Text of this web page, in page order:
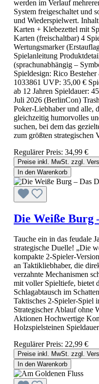
werden im Verlauf
System freigeschaltet und
und Wiederspielwert.
Karten + Klebezettel mit
Karten (freischaltbar) 4
Wertungsmarker
Spielanleitung
(sprachunabhängig –
Spieldesign: Rico
1033861 UVP: 35,00 €
ab 12 Jahren Spieldauer:
Juli 2026 (BerlinCon)
Poker-Liebhaber und alle,
gleichzeitig humorvolles
suchen, bei dem das
zum größten strategischen
Regulärer Preis: 34,99 €
Preise inkl. MwSt. zzgl.
In den Warenkorb
Die Weiße Burg
Tauche ein in das feudale
strategische Duelle! „Die
kompakte 2‑Spieler-
an Taktikliebhaber, die
verzahnte Mechanismen
mit voller Spieltiefe, bietet
Schlagabtausch im
Taktisches
Strategischer Ablauf ohne
Aktionen Hochwertige
Holzspielsteinen
Regulärer Preis: 22,99 €
Preise inkl. MwSt. zzgl.
In den Warenkorb